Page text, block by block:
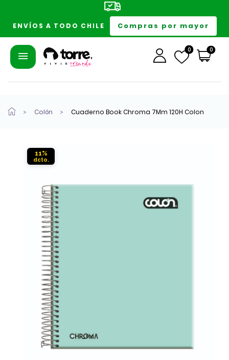
ENVÍOS A TODO CHILE Compras por mayor
0 0
Colón Cuaderno Book Chroma 7Mm 120H Colon
11%